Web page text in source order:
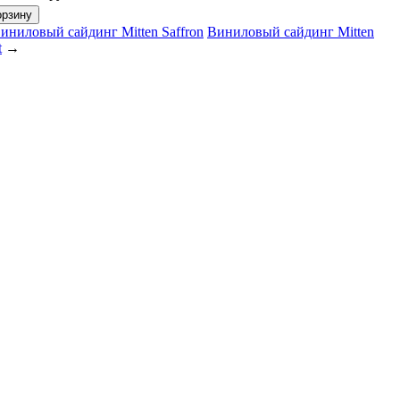
сайдинг Mitten Saffron Виниловый сайдинг Mitten
→